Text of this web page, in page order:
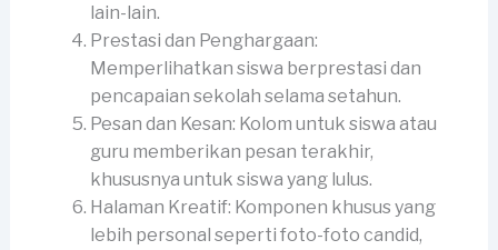
lain-lain.
Prestasi dan Penghargaan:
Memperlihatkan siswa berprestasi dan
pencapaian sekolah selama setahun.
Pesan dan Kesan: Kolom untuk siswa atau
guru memberikan pesan terakhir,
khususnya untuk siswa yang lulus.
Halaman Kreatif: Komponen khusus yang
lebih personal seperti foto-foto candid,